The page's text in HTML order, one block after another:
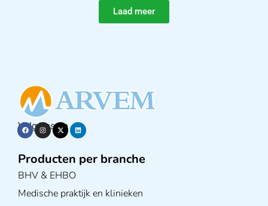
Laad meer
Volg ons op
Producten per branche
BHV & EHBO
Medische praktijk en klinieken